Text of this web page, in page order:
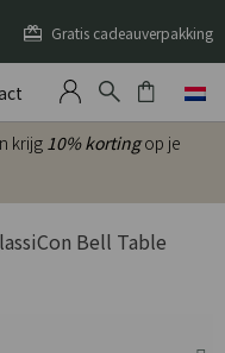
Gratis cadeauverpakking
krijg10% kortingop je
Bell Table